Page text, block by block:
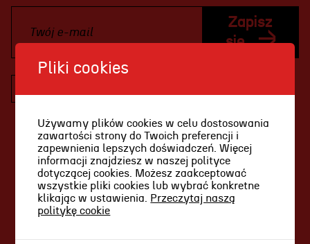
Gdyńska Nagroda Dramaturgiczna
Konkurs im. Andrzeja
Historia teatru
Zespół artystyczny
Aktualności
Zapisz
się
informacji drogą elektroniczną (w tym
produktów oraz działalności Teatru
Miejskiego im. Witolda Gombrowicza w
Gdyni, zgodnie z art. 10 ustawy z dnia 18
lipca 2002 r. o świadczeniu usług drogą
elektroniczną (tj. Dz.U. z 2017 r. poz. 1219),
zgodnie zpolityką prywatności
Pliki cookies
Używamy plików cookies w celu dostosowania
zawartości strony do Twoich preferencji i
zapewnienia lepszych doświadczeń. Więcej
informacji znajdziesz w naszej polityce
dotyczącej cookies. Możesz zaakceptować
wszystkie pliki cookies lub wybrać konkretne
klikając w ustawienia.
Przeczytaj naszą
politykę cookie